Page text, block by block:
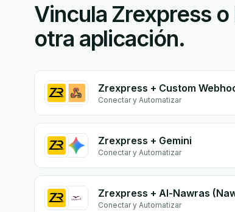
Vincula Zrexpress
otra aplicación.
Zrexpress + Custom
Conectar y Automatizar
Zrexpress + Gemini
Conectar y Automatizar
Zrexpress + Al-Nawras
Conectar y Automatizar